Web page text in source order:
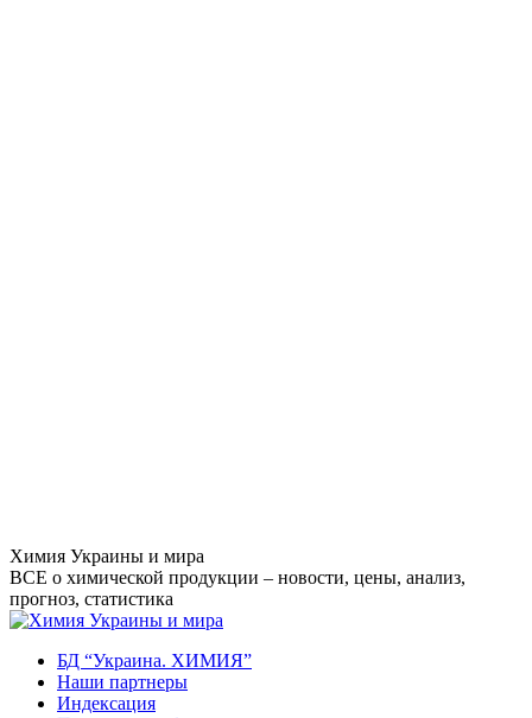
Перейти
к
содержанию
Химия Украины и мира
ВСЕ о химической продукции – новости, цены, анализ,
прогноз, статистика
БД “Украина. ХИМИЯ”
Наши партнеры
Индексация